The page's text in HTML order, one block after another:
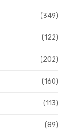
(349)
(122)
(202)
(160)
(113)
(89)